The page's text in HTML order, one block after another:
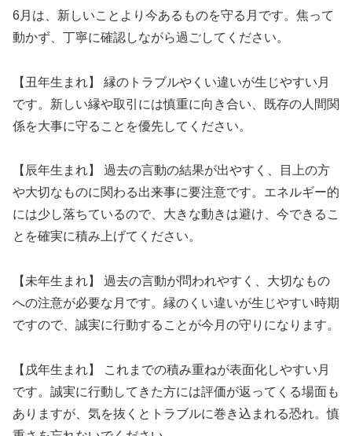
6月は、新しいことより今あるものを守る月です。焦って
動かず、丁寧に確認しながら過ごしてください。
【丑年生まれ】 縁のトラブルやくい違いが生じやすい月
です。新しい縁や取引には慎重に向き合い、既存の人間関
係を大事に守ることを優先してください。
【辰年生まれ】 過去の言動の結果が出やすく、目上の方
や大切なものに関わる出来事に要注意です。エネルギー的
には少し落ちているので、大きな動きは避け、今できるこ
とを確実に積み上げてください。
【未年生まれ】 過去の言動が問われやすく、大切なもの
への注意が必要な月です。縁のくい違いが生じやすい時期
ですので、誠実に行動することが今月の守りになります。
【戌年生まれ】 これまでの積み重ねが表面化しやすい月
です。誠実に行動してきた方には評価が返ってくる場面も
ありますが、気を抜くとトラブルに巻き込まれる恐れ。慎